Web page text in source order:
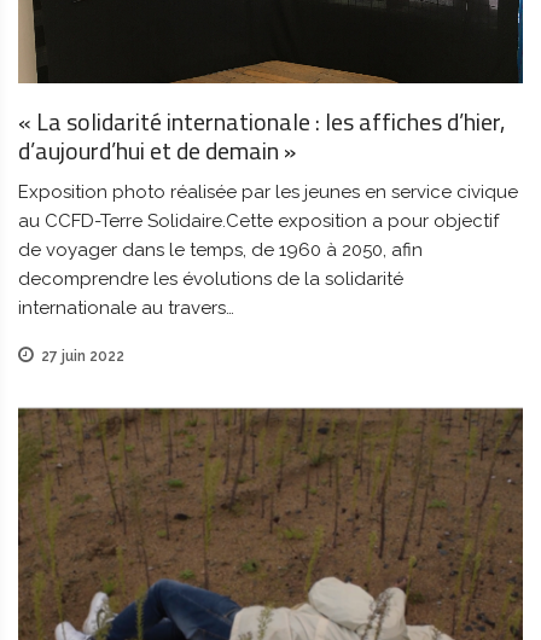
« La solidarité internationale : les affiches d’hier,
d’aujourd’hui et de demain »
Exposition photo réalisée par les jeunes en service civique
au CCFD-Terre Solidaire.Cette exposition a pour objectif
de voyager dans le temps, de 1960 à 2050, afin
decomprendre les évolutions de la solidarité
internationale au travers…
27 juin 2022